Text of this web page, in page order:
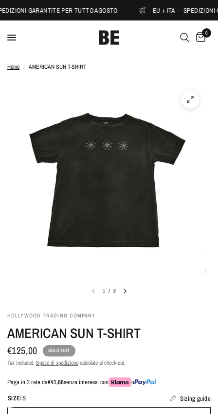
GARANTITE PER TUTTO AGOSTO EU + ITA — SPEDIZIONI
0
Home / AMERICAN SUN T-SHIRT
1 / 2
HOLLYWOOD TRADING COMPANY
AMERICAN SUN T-SHIRT
€125,00 SOLD OUT
Tax included. Spese di spedizionecalcolate al check-out.
Paga in 3 rate da€41,66senza interessi con
o
SIZE:S Sizing guide